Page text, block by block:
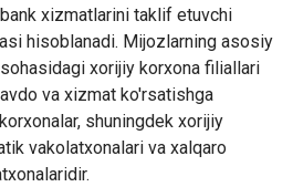
xizmatlarini taklif etuvchi
hisoblanadi. Mijozlarning asosiy
xorijiy korxona filiallari
va xizmat ko'rsatishga
shuningdek xorijiy
vakolatxonalari va xalqaro